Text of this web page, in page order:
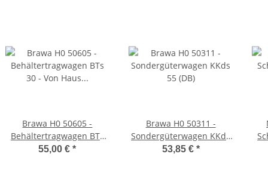
Brawa H0 50605 -
Behältertragwagen BTs
30 - Von Haus zu Haus -
55,00 €*
Brawa H0 50311 -
Sondergüterwagen KKds
55 (DB)
53,85 € *